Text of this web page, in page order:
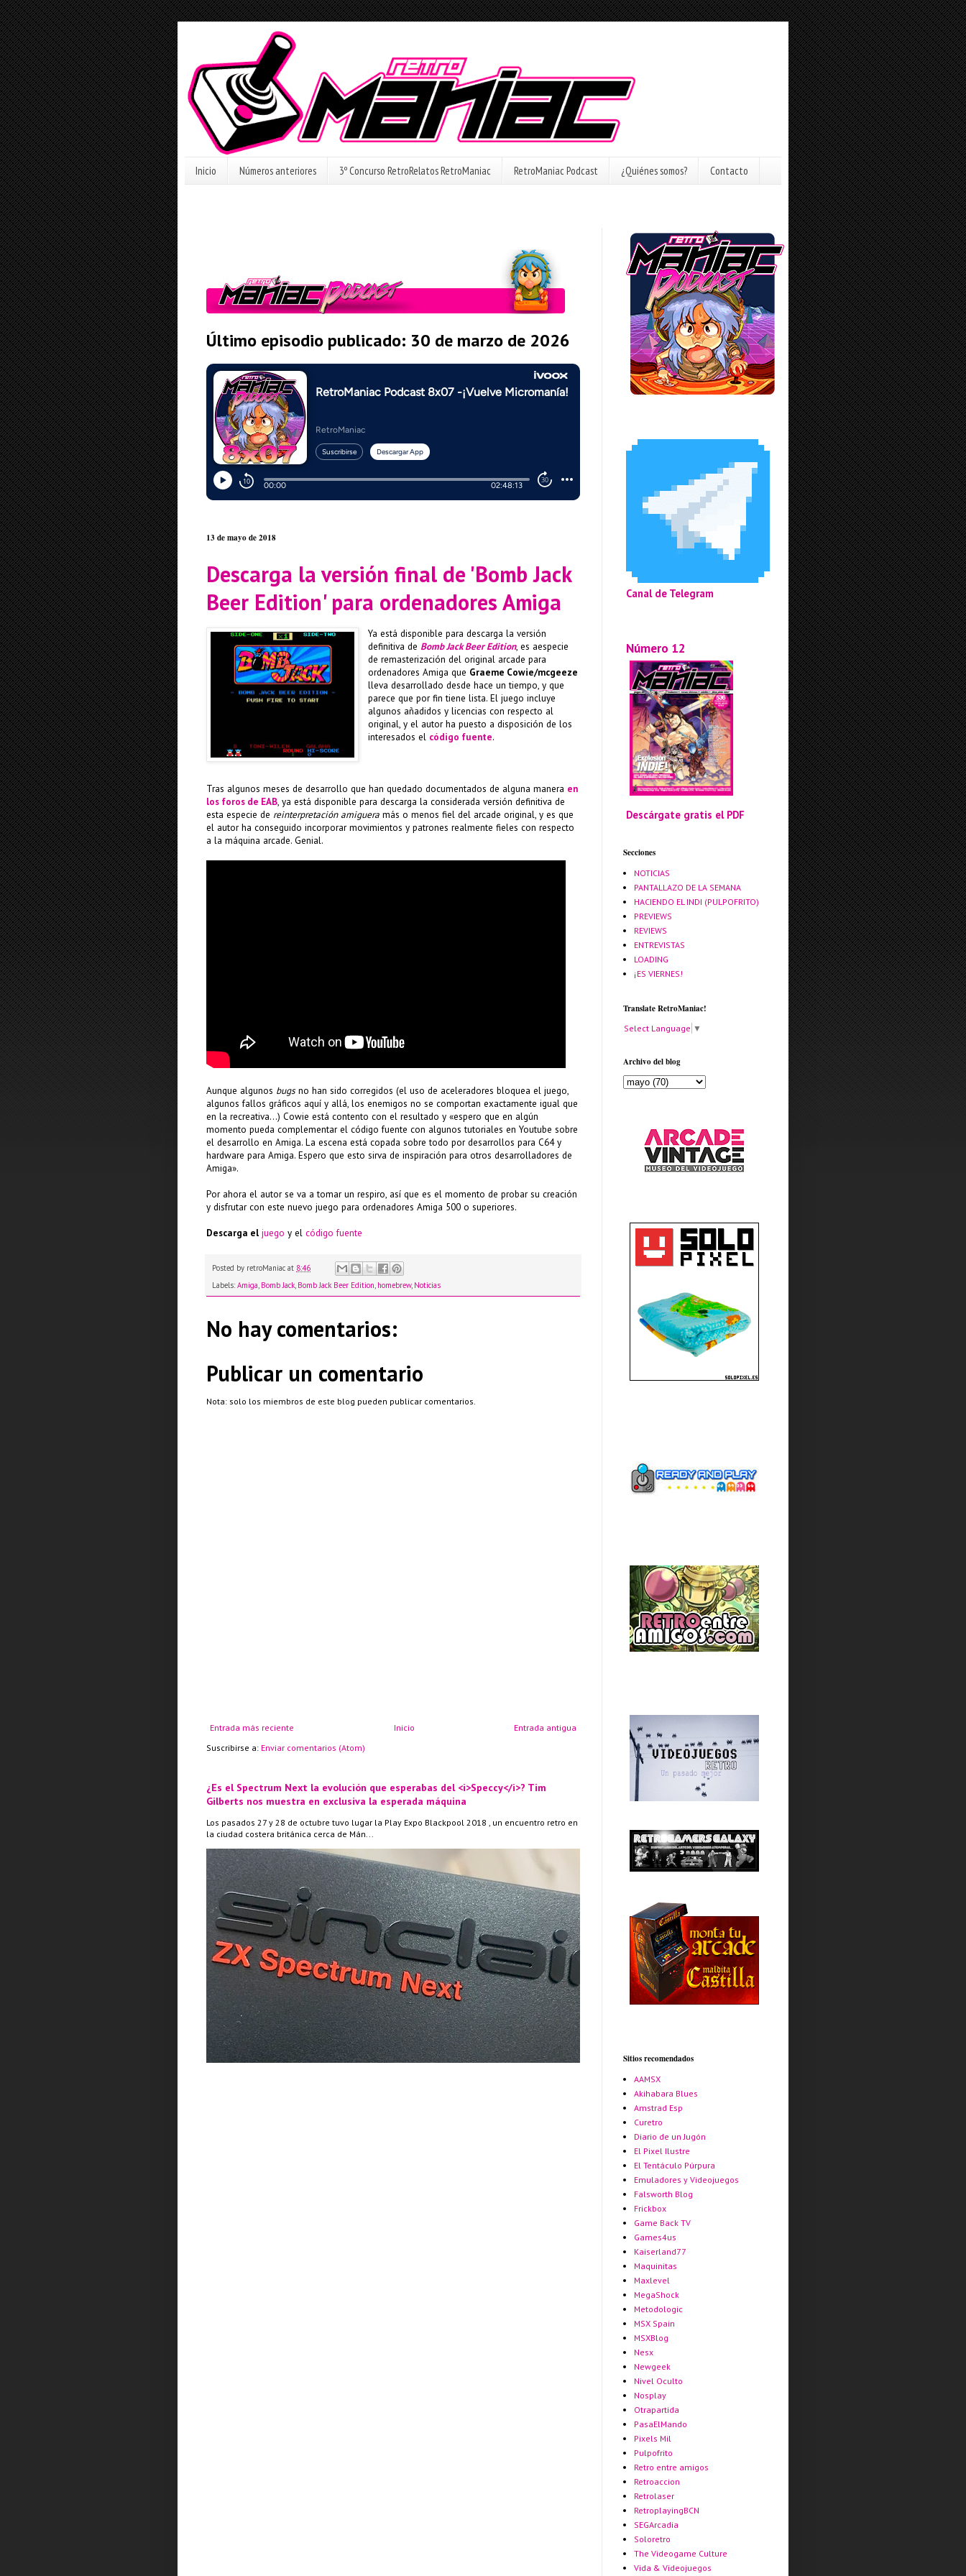
Inicio Números anteriores 3º Concurso RetroRelatos RetroManiac RetroManiac Podcast ¿Quiénes somos? Contacto
Último episodio publicado: 30 de marzo de 2026
13 de mayo de 2018
Descarga la versión final de 'Bomb Jack
Beer Edition' para ordenadores Amiga
Ya está disponible para descarga la versión
definitiva de Bomb Jack Beer Edition, es aespecie
de remasterización del original arcade para
ordenadores Amiga que Graeme Cowie/mcgeeze
lleva desarrollado desde hace un tiempo, y que
parece que por fin tiene lista. El juego incluye
algunos añadidos y licencias con respecto al
original, y el autor ha puesto a disposición de los
interesados el código fuente.
Tras algunos meses de desarrollo que han quedado documentados de alguna manera en
los foros de EAB, ya está disponible para descarga la considerada versión definitiva de
esta especie de reinterpretación amiguera más o menos fiel del arcade original, y es que
el autor ha conseguido incorporar movimientos y patrones realmente fieles con respecto
a la máquina arcade. Genial.
Aunque algunos bugsno han sido corregidos (el uso de aceleradores bloquea el juego,
algunos fallos gráficos aquí y allá, los enemigos no se comportan exactamente igual que
en la recreativa...) Cowie está contento con el resultado y «espero que en algún
momento pueda complementar el código fuente con algunos tutoriales en Youtube sobre
el desarrollo en Amiga. La escena está copada sobre todo por desarrollos para C64 y
hardware para Amiga. Espero que esto sirva de inspiración para otros desarrolladores de
Amiga».
Por ahora el autor se va a tomar un respiro, así que es el momento de probar su creación
y disfrutar con este nuevo juego para ordenadores Amiga 500 o superiores.
Descarga el juego y el código fuente
Posted by retroManiac at 8:46
Labels: Amiga, Bomb Jack, Bomb Jack Beer Edition, homebrew, Noticias
No hay comentarios:
Publicar un comentario
Nota: solo los miembros de este blog pueden publicar comentarios.
Entrada más reciente Entrada antigua
Inicio
Suscribirse a: Enviar comentarios (Atom)
¿Es el Spectrum Next la evolución que esperabas del <i>Speccy</i>? Tim
Gilberts nos muestra en exclusiva la esperada máquina
Los pasados 27 y 28 de octubre tuvo lugar la Play Expo Blackpool 2018 , un encuentro retro en
la ciudad costera británica cerca de Mán...
Canal de Telegram
Número 12
Descárgate gratis el PDF
Secciones
NOTICIAS
PANTALLAZO DE LA SEMANA
HACIENDO EL INDI (PULPOFRITO)
PREVIEWS
REVIEWS
ENTREVISTAS
LOADING
¡ES VIERNES!
Translate RetroManiac!
Select Language ▼
Archivo del blog
Sitios recomendados
AAMSX
Akihabara Blues
Amstrad Esp
Curetro
Diario de un Jugón
El Pixel Ilustre
El Tentáculo Púrpura
Emuladores y Videojuegos
Falsworth Blog
Frickbox
Game Back TV
Games4us
Kaiserland77
Maquinitas
Maxlevel
MegaShock
Metodologic
MSX Spain
MSXBlog
Nesx
Newgeek
Nivel Oculto
Nosplay
Otrapartida
PasaElMando
Pixels Mil
Pulpofrito
Retro entre amigos
Retroaccion
Retrolaser
RetroplayingBCN
SEGArcadia
Soloretro
The Videogame Culture
Vida & Videojuegos